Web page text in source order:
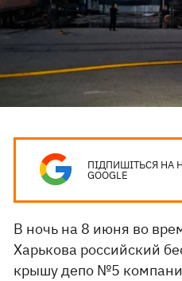
ПІДПИШІТЬСЯ НА
GOOGLE
В ночь на 8 июня во
Харькова российский
крышу депо №5